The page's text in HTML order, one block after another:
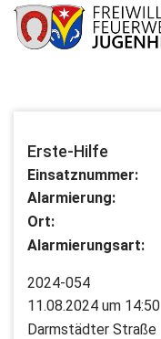
Zum
Inhalt
springen
Erste-Hilfe
Einsatznummer:
Alarmierung:
Ort:
Alarmierungsart:
2024-054
11.08.2024 um 14:50
Darmstädter Straße